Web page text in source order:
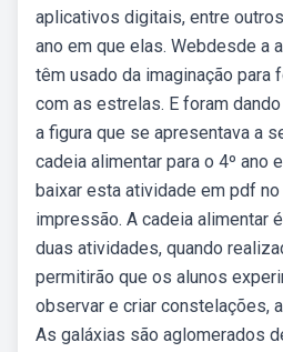
aplicativos digitais, entre
ano em que elas. Webdesde a
têm usado da imaginação para
com as estrelas. E foram
a figura que se apresentava a
cadeia alimentar para o 4º ano
baixar esta atividade em pdf no
impressão. A cadeia alimentar
duas atividades, quando
permitirão que os alunos
observar e criar constelações,
As galáxias são aglomerados